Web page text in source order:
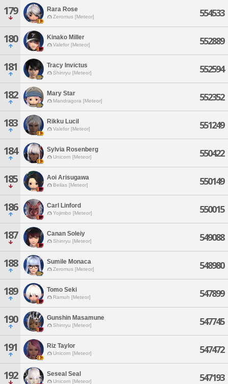
179 Rara Rose
Zeromus [Meteor] 554533
180 Kinako Miller
Valefor [Meteor] 552889
181 Tracy Invictus
Shinryu [Meteor] 552594
182 Mary Star
Mandragora [Meteor] 552352
183 Rikku Lucil
Valefor [Meteor] 551249
184 Sylvia Rosenberg
Unicorn [Meteor] 550422
185 Aoi Arisugawa
Belias [Meteor] 550149
186 Carl Linford
Yojimbo [Meteor] 550015
187 Canan Soleiy
Shinryu [Meteor] 549088
188 Sumile Monaca
Zeromus [Meteor] 548980
189 Tomo Seki
Ramuh [Meteor] 547899
190 Gunshin Masamune
Shinryu [Meteor] 547745
191 Riz Taylor
Unicorn [Meteor] 547472
192 Seseal Seal
Unicorn [Meteor] 547193